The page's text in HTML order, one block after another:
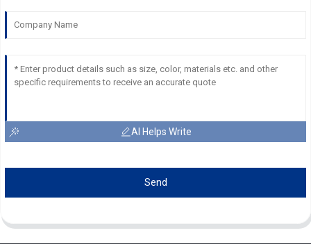
AI Helps Write
Send